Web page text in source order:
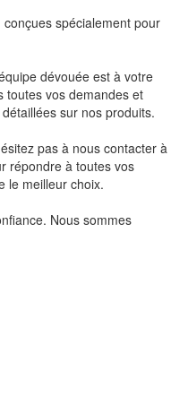
spécialement pour
dévouée est à votre
toutes vos demandes et
sur nos produits.
pas à nous contacter à
répondre à toutes vos
le meilleur choix.
Nous sommes